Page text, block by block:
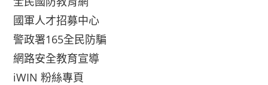
國軍人才招募中心
警政署165全民防騙
網路安全教育宣導
iWIN 粉絲專頁